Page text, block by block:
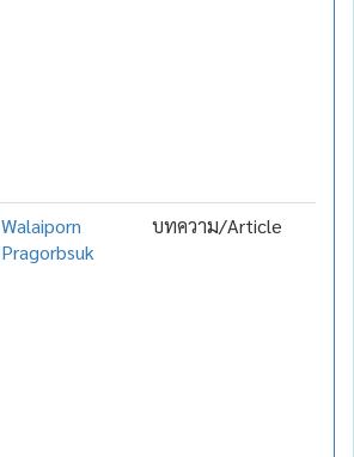
Walaiporn
Pragorbsuk
บทความ/Article